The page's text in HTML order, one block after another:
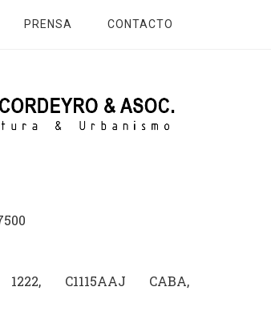
PRENSA CONTACTO
1222, C1115AAJ CABA,